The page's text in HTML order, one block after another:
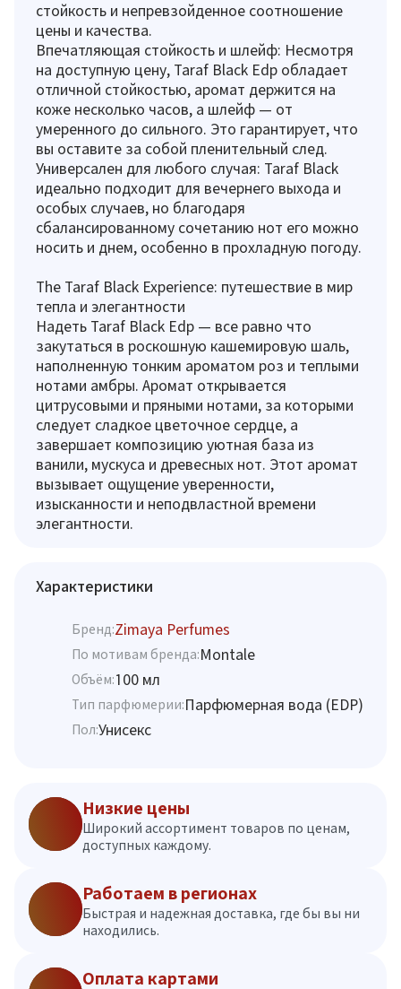
стойкость и непревзойденное соотношение
цены и качества.
Впечатляющая стойкость и шлейф: Несмотря
на доступную цену, Taraf Black Edp обладает
отличной стойкостью, аромат держится на
коже несколько часов, а шлейф — от
умеренного до сильного. Это гарантирует, что
вы оставите за собой пленительный след.
Универсален для любого случая: Taraf Black
идеально подходит для вечернего выхода и
особых случаев, но благодаря
сбалансированному сочетанию нот его можно
носить и днем, особенно в прохладную погоду.
The Taraf Black Experience: путешествие в мир
тепла и элегантности
Надеть Taraf Black Edp — все равно что
закутаться в роскошную кашемировую шаль,
наполненную тонким ароматом роз и теплыми
нотами амбры. Аромат открывается
цитрусовыми и пряными нотами, за которыми
следует сладкое цветочное сердце, а
завершает композицию уютная база из
ванили, мускуса и древесных нот. Этот аромат
вызывает ощущение уверенности,
изысканности и неподвластной времени
элегантности.
Характеристики
Бренд:Zimaya Perfumes
По мотивам бренда:Montale
Объём:100 мл
Тип парфюмерии:Парфюмерная вода (EDP)
Пол:Унисекс
Низкие цены
Широкий ассортимент товаров по ценам,
доступных каждому.
Работаем в регионах
Быстрая и надежная доставка, где бы вы ни
находились.
Оплата картами